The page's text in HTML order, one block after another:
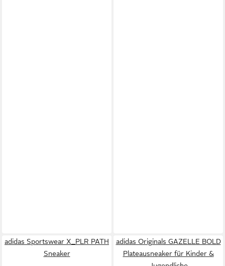
adidas Sportswear X_PLR PATH
Sneaker
adidas Originals GAZELLE BOLD
Plateausneaker für Kinder &